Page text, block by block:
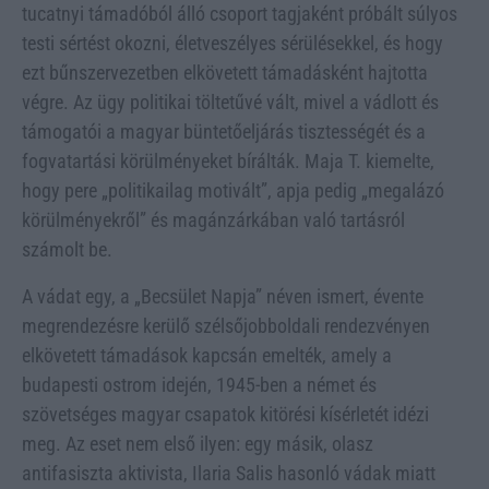
tucatnyi támadóból álló csoport tagjaként próbált súlyos
testi sértést okozni, életveszélyes sérülésekkel, és hogy
ezt bűnszervezetben elkövetett támadásként hajtotta
végre. Az ügy politikai töltetűvé vált, mivel a vádlott és
támogatói a magyar büntetőeljárás tisztességét és a
fogvatartási körülményeket bírálták. Maja T. kiemelte,
hogy pere „politikailag motivált”, apja pedig „megalázó
körülményekről” és magánzárkában való tartásról
számolt be.
A vádat egy, a „Becsület Napja” néven ismert, évente
megrendezésre kerülő szélsőjobboldali rendezvényen
elkövetett támadások kapcsán emelték, amely a
budapesti ostrom idején, 1945-ben a német és
szövetséges magyar csapatok kitörési kísérletét idézi
meg. Az eset nem első ilyen: egy másik, olasz
antifasiszta aktivista, Ilaria Salis hasonló vádak miatt